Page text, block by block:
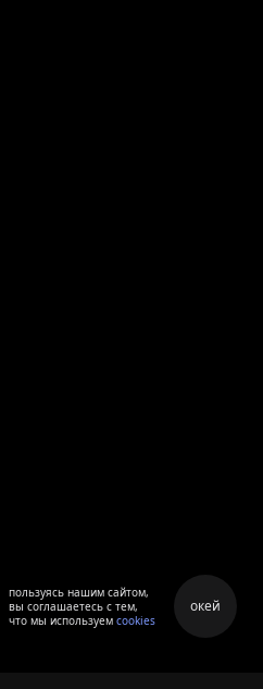
пользуясь нашим сайтом,
вы соглашаетесь с тем,
что мы используем cookies
окей